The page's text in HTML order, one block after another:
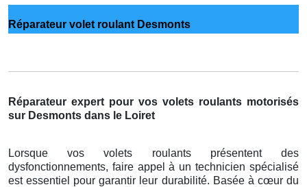
Réparateur volet roulant Desmonts
Réparateur expert pour vos volets roulants motorisés
sur Desmonts dans le Loiret
Lorsque vos volets roulants présentent des
dysfonctionnements, faire appel à un technicien spécialisé
est essentiel pour garantir leur durabilité. Basée à cœur du